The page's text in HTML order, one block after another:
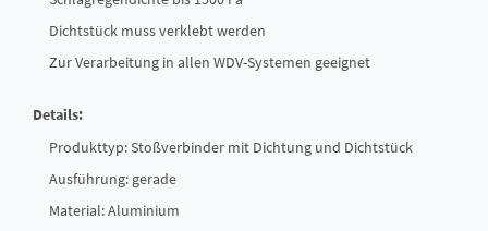
Dichtstück muss verklebt werden
Zur Verarbeitung in allen WDV-Systemen geeignet
Details:
Produkttyp: Stoßverbinder mit Dichtung und Dichtstück
Ausführung: gerade
Material: Aluminium